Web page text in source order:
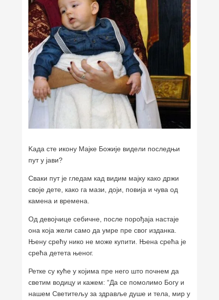
Kада сте икону Мајке Божије видели последњи
пут у јави?
Сваки пут је гледам кад видим мајку како држи
своје дете, како га мази, доји, повија и чува од
камена и времена.
Од девојчице себичне, после порођаја настаје
она која жели само да умре пре свог изданка.
Њену срећу нико не може купити. Њена срећа је
срећа детета њеног.
Ретке су куће у којима пре него што почнем да
светим водицу и кажем: “Да се помолимо Богу и
нашем Светитељу за здравље душе и тела, мир у